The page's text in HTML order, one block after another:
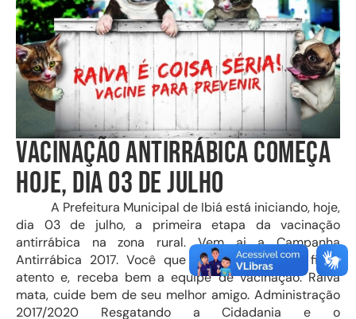
VACINAÇÃO ANTIRRÁBICA COMEÇA
HOJE, DIA 03 DE JULHO
A Prefeitura Municipal de Ibiá está iniciando, hoje,
dia 03 de julho, a primeira etapa da vacinação
antirrábica na zona rural. Vem ai a Campanha
Antirrábica 2017. Você que tem cão ou gato fique
atento e, receba bem a equipe de vacinação. Raiva
mata, cuide bem de seu melhor amigo. Administração
2017/2020 Resgatando a Cidadania e o